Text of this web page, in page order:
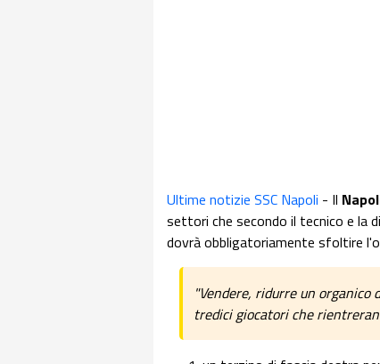
Ultime notizie SSC Napoli - Il
settori che secondo il tecnico e la
dovrà obbligatoriamente sfoltire
"Vendere, ridurre un
tredici giocatori che